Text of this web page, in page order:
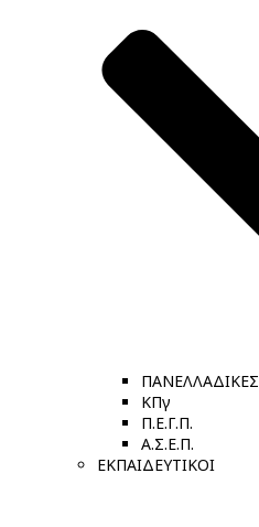
ΠΑΝΕΛΛΑΔΙΚΕΣ
ΚΠγ
Π.Ε.Γ.Π.
Α.Σ.Ε.Π.
ΕΚΠΑΙΔΕΥΤΙΚΟΙ